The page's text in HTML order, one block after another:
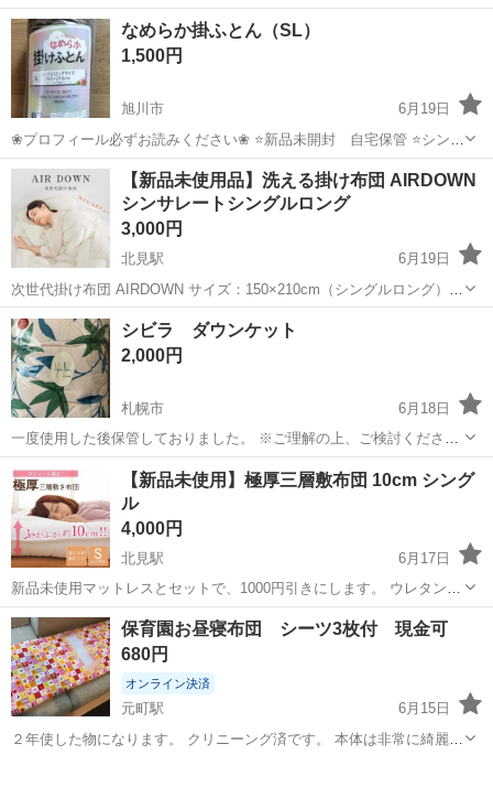
活躍中！座り作業！空調完備なので1年中快適作業◎マイカー通勤OK
＆無料駐車場あり★作業着無償貸与◎《北海道恵庭市》 人気の工場の
お仕事 ◇半導体部品製造作...
北海道 恵庭市 サッポロビール庭園駅
なめらか掛ふとん（SL）
1,500円
旭川市
6月19日
❀プロフィール必ずお読みください❀ ⭐️新品未開封 自宅保管 ⭐️シング
ルロングサイズ ⭐️ピーチスキン加工🍑
北海道 旭川市 寝具 新品
【新品未使用品】洗える掛け布団 AIRDOWN
シンサレートシングルロング
3,000円
北見駅
6月19日
次世代掛け布団 AIRDOWN サイズ：150×210cm（シングルロング）
詰め物：中空ポリエステル綿100％（シンサレート入り） 詰め量：
1.4kg 製法：ループ8ヵ所 側生地：ポリエステル100%（ピーチス...
北海道 北見市 北見駅 掛け布団
シビラ ダウンケット
2,000円
札幌市
6月18日
一度使用した後保管しておりました。 ※ご理解の上、ご検討ください
自宅近くまで取りに来ていただける方でお願いいたします。
北海道 寝具
【新品未使用】極厚三層敷布団 10cm シング
ル
4,000円
北見駅
6月17日
新品未使用マットレスとセットで、1000円引きにします。 ウレタン入
りの敷き布団で体をしっかり支え、ボリューム感たっぷりの敷き布団
です。 【ボリュームたっぷりでふかふか♪】 体を支えるウレタンを、
肌触りのいい柔...
北海道 北見市 北見駅 寝具 ボリューム
保育園お昼寝布団 シーツ3枚付 現金可
680円
オンライン決済
元町駅
6月15日
２年使した物になります。 クリニーング済です。 本体は非常に綺麗な